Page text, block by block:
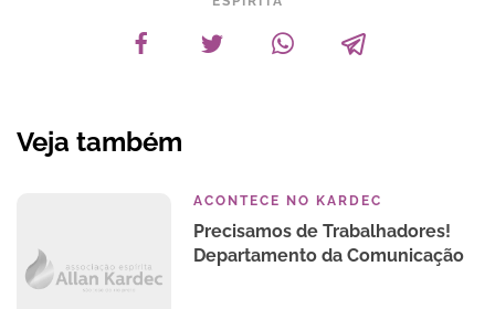
Veja também
ACONTECE NO KARDEC
Precisamos de Trabalhadores!
Departamento da Comunicação